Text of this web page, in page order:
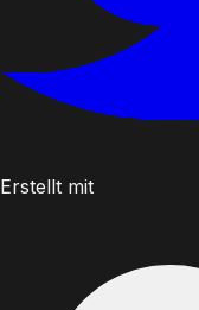
Erstellt mit